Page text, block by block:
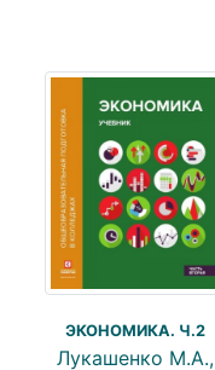
ЭКОНОМИКА. Ч.2
Лукашенко М.А.,